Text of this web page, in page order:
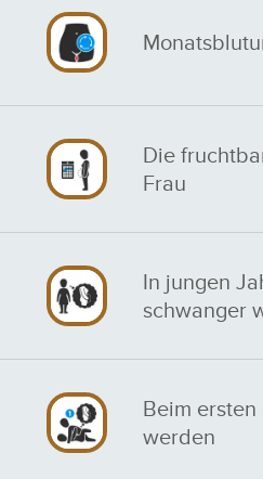
Die
Frau
In jungen
schwanger
Beim
werden